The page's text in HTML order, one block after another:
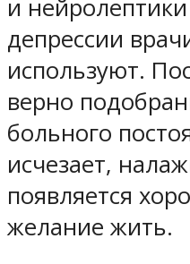
и
депрессии
используют.
верно
больного
исчезает,
появляется
желание жить.